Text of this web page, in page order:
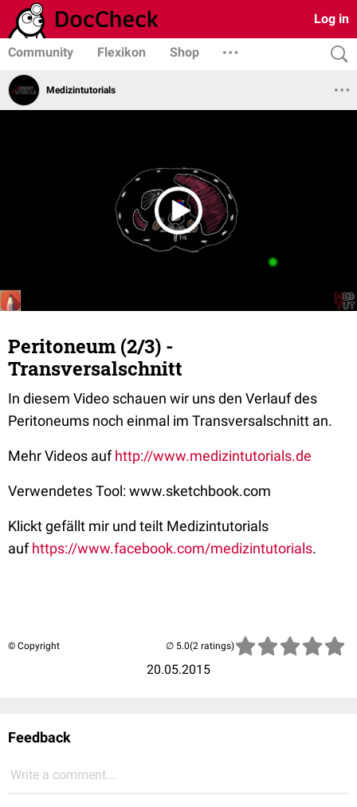
Log in
Community Flexikon Shop
Medizintutorials
Peritoneum (2/3) -
Transversalschnitt
In diesem Video schauen wir uns den Verlauf des
Peritoneums noch einmal im Transversalschnitt an.
Mehr Videos aufhttp://www.medizintutorials.de
Verwendetes Tool: www.sketchbook.com
Klickt gefällt mir und teilt Medizintutorials
aufhttps://www.facebook.com/medizintutorials.
© Copyright
20.05.2015
(2 ratings)
Feedback
Write a comment...